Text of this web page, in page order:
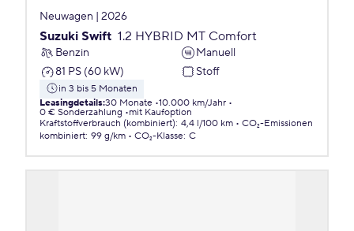
Neuwagen | 2026
Suzuki Swift 1.2 HYBRID MT Comfort
Benzin
Manuell
81 PS (60 kW)
Stoff
in 3 bis 5 Monaten
Leasingdetails:30 Monate 10.000 km/Jahr
0 € Sonderzahlung
mit Kaufoption
Kraftstoffverbrauch (kombiniert): 4,4 l/100 km
CO₂-Emissionen
kombiniert: 99 g/km CO₂-Klasse: C